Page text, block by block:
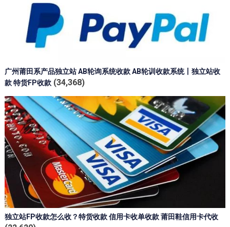
广州莆田系产品独立站 AB轮询系统收款 AB轮训收款系统丨独立站收
款 特货FP收款 (34,368)
独立站FP收款怎么收？特货收款 信用卡收单收款 莆田鞋信用卡代收